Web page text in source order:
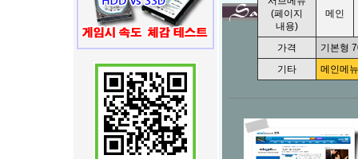
(페이지
내용)
메인
가격
기본형
기타
메인메